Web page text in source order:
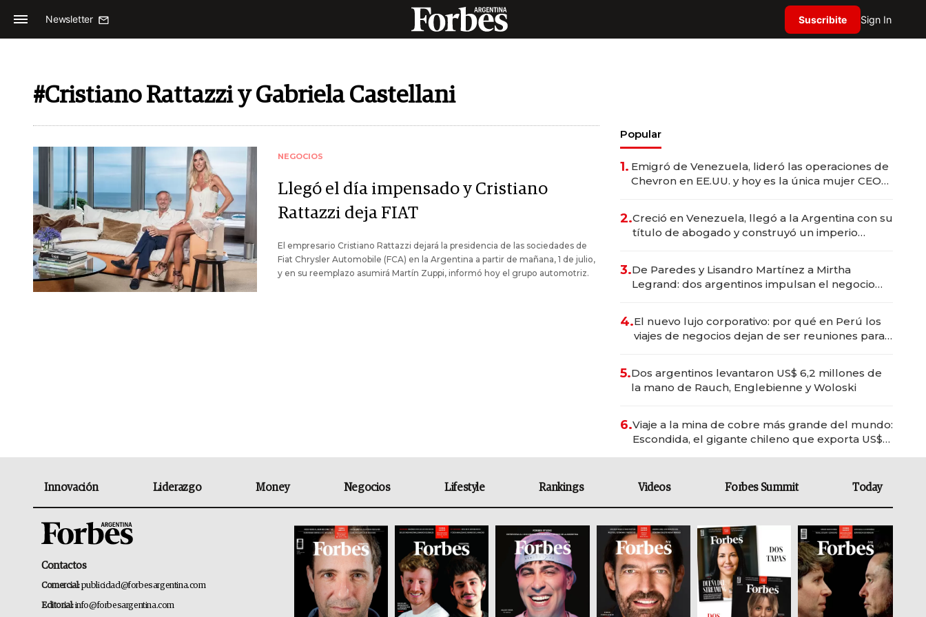
Newsletter Suscribite Sign In
#Cristiano Rattazzi y Gabriela Castellani
NEGOCIOS
Llegó el día impensado y Cristiano
Rattazzi deja FIAT
El empresario Cristiano Rattazzi dejará la presidencia de las sociedades de
Fiat Chrysler Automobile (FCA) en la Argentina a partir de mañana, 1 de julio,
y en su reemplazo asumirá Martín Zuppi, informó hoy el grupo automotriz.
Popular
1. Emigró de Venezuela, lideró las operaciones de
Chevron en EE.UU. y hoy es la única mujer CEO
2.Creció en Venezuela, llegó a la Argentina con su
título de abogado y construyó un imperio
3.De Paredes y Lisandro Martínez a Mirtha
Legrand: dos argentinos impulsan el negocio
4.El nuevo lujo corporativo: por qué en Perú los
viajes de negocios dejan de ser reuniones para
5.Dos argentinos levantaron US$ 6,2 millones de
la mano de Rauch, Englebienne y Woloski
6.Viaje a la mina de cobre más grande del mundo:
Escondida, el gigante chileno que exporta US$
Innovación Liderazgo Money Negocios Lifestyle Rankings Videos Forbes Summit Today
Contactos
Comercial:publicidad@forbesargentina.com
Editorial:info@forbesargentina.com